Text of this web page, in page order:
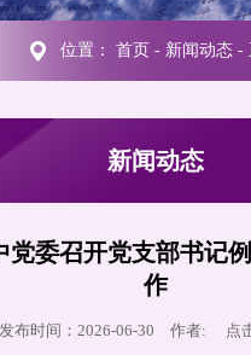
位置： 首页- 新闻动态-
新闻动态
党委召开党支部书记
作
发布时间：2026-06-30 作者: 点